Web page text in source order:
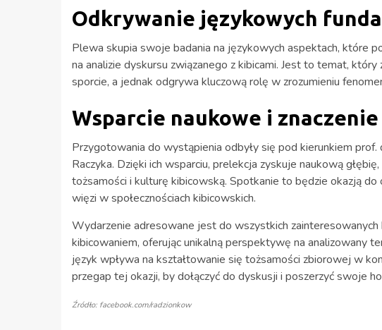
Odkrywanie językowych
Plewa skupia swoje badania na językowych aspektach, które
na analizie dyskursu związanego z kibicami. Jest to temat,
sporcie, a jednak odgrywa kluczową rolę w zrozumieniu
Wsparcie naukowe i
Przygotowania do wystąpienia odbyły się pod kierunkiem prof.
Raczyka. Dzięki ich wsparciu, prelekcja zyskuje naukową
tożsamości i kulturę kibicowską. Spotkanie to będzie okazją
więzi w społecznościach kibicowskich.
Wydarzenie adresowane jest do wszystkich zainteresowanych
kibicowaniem, oferując unikalną perspektywę na analizowany
język wpływa na kształtowanie się tożsamości zbiorowej w
przegap tej okazji, by dołączyć do dyskusji i poszerzyć swoje
Źródło: facebook.com/radzionkow